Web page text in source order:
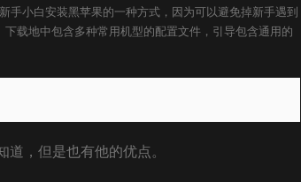
小白安装黑苹果的一种方式，因为可以避免掉新手遇到
载地中包含多种常用机型的配置文件，引导包含通用的
，但是也有他的优点。